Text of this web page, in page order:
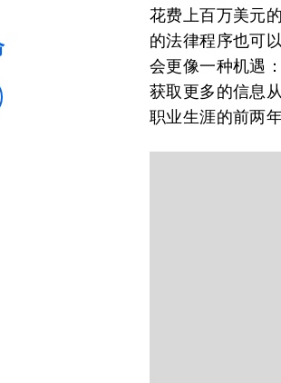
花费上百万美元
的法律程序也可
会更像一种机遇
获取更多的信息
职业生涯的前两